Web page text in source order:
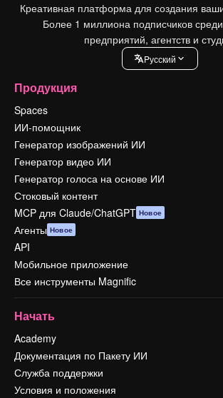
Креативная платформа для создания
Более 1 миллиона подписчиков
предприятий, агентств и
Pусский
Продукция
Spaces
ИИ-помощник
Генератор изображений ИИ
Генератор видео ИИ
Генератор голоса на основе ИИ
Стоковый контент
MCP для Claude/ChatGPT Новое
Агенты Новое
API
Мобильное приложение
Все инструменты Magnific
Начать
Academy
Документация по Пакету ИИ
Служба поддержки
Условия и положения